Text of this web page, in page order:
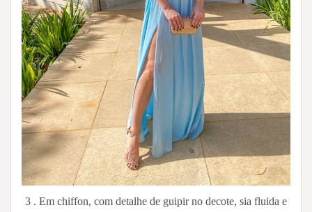
3 . Em chiffon, com detalhe de guipir no decote, sia fluida e